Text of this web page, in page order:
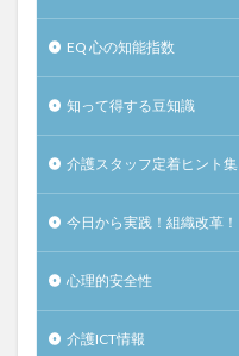
EQ 心の知能指数
知って得する豆知識
介護スタッフ定着ヒント集
今日から実践！組織改革！
心理的安全性
介護ICT情報